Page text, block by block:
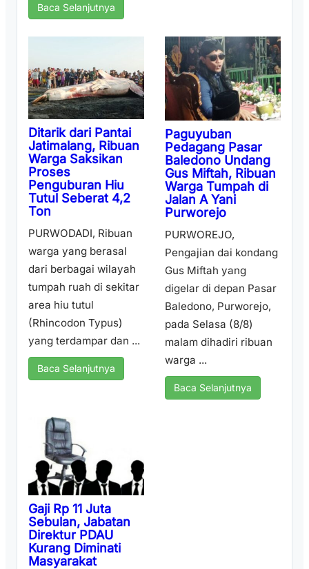
Baca Selanjutnya
Ditarik dari Pantai
Jatimalang, Ribuan
Warga Saksikan
Proses
Penguburan Hiu
Tutul Seberat 4,2
Ton
PURWODADI, Ribuan
warga yang berasal
dari berbagai wilayah
tumpah ruah di sekitar
area hiu tutul
(Rhincodon Typus)
yang terdampar dan ...
Baca Selanjutnya
Paguyuban
Pedagang Pasar
Baledono Undang
Gus Miftah, Ribuan
Warga Tumpah di
Jalan A Yani
Purworejo
PURWOREJO,
Pengajian dai kondang
Gus Miftah yang
digelar di depan Pasar
Baledono, Purworejo,
pada Selasa (8/8)
malam dihadiri ribuan
warga ...
Baca Selanjutnya
Gaji Rp 11 Juta
Sebulan, Jabatan
Direktur PDAU
Kurang Diminati
Masyarakat